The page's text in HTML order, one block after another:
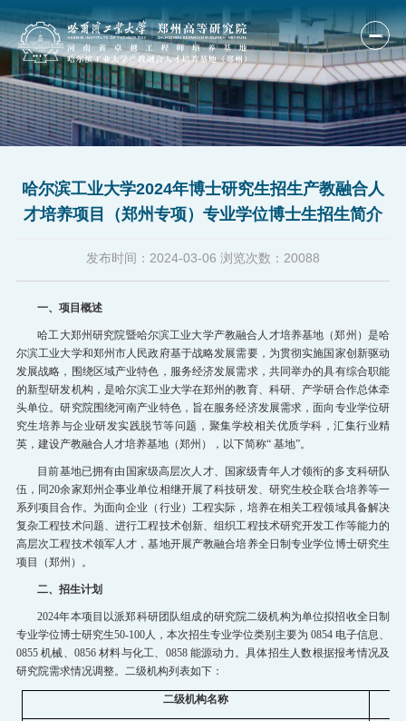
首页
人才培养
国际合作
新闻公告
人才招聘
招生就业
党群工作
教育培训
哈尔滨工业大学2024年博士研究生招生产教融合人
才培养项目（郑州专项）专业学位博士生招生简介
发布时间： 2024-03-06 浏览次数： 20088
一、项目概述
哈工大郑州研究院暨哈尔滨工业大学产教融合人才培养基地（郑州）是哈
尔滨工业大学和郑州市人民政府基于战略发展需要，为贯彻实施国家创新驱动
发展战略，围绕区域产业特色，服务经济发展需求，共同举办的具有综合职能
的新型研发机构，是哈尔滨工业大学在郑州的教育、科研、产学研合作总体牵
头单位。研究院围绕河南产业特色，旨在服务经济发展需求，面向专业学位研
究生培养与企业研发实践脱节等问题，聚集学校相关优质学科，汇集行业精
英，建设产教融合人才培养基地（郑州），以下简称“ 基地”。
目前基地已拥有由国家级高层次人才、国家级青年人才领衔的多支科研队
伍，同20余家郑州企事业单位相继开展了科技研发、研究生校企联合培养等一
系列项目合作。为面向企业（行业）工程实际，培养在相关工程领域具备解决
复杂工程技术问题、进行工程技术创新、组织工程技术研究开发工作等能力的
高层次工程技术领军人才，基地开展产教融合培养全日制专业学位博士研究生
项目（郑州）。
二、招生计划
2024年本项目以派郑科研团队组成的研究院二级机构为单位拟招收全日制
专业学位博士研究生50-100人，本次招生专业学位类别主要为 0854 电子信息、
0855 机械、0856 材料与化工、0858 能源动力。具体招生人数根据报考情况及
研究院需求情况调整。二级机构列表如下：
二级机构名称